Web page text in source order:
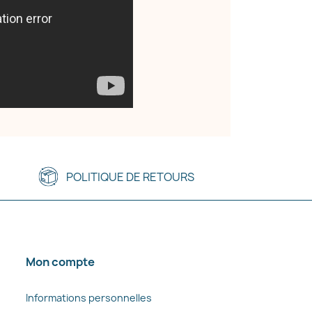
POLITIQUE DE RETOURS
Mon compte
Informations personnelles